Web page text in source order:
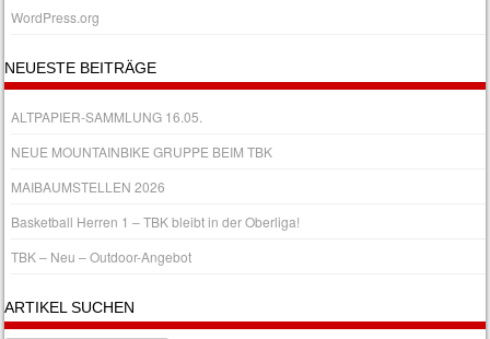
WordPress.org
NEUESTE BEITRÄGE
ALTPAPIER-SAMMLUNG 16.05.
NEUE MOUNTAINBIKE GRUPPE BEIM TBK
MAIBAUMSTELLEN 2026
Basketball Herren 1 – TBK bleibt in der Oberliga!
TBK – Neu – Outdoor-Angebot
ARTIKEL SUCHEN